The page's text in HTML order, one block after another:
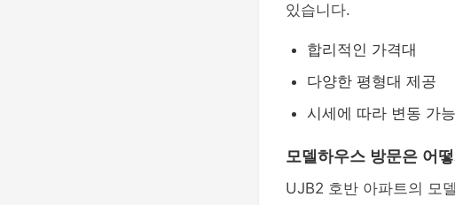
있습니다.
합리적인 가격대
다양한 평형대 제공
시세에 따라 변동 가능
모델하우스 방문은 어
UJB2 호반 아파트의 모